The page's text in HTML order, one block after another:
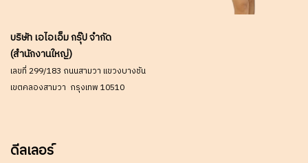
บริษัท เอไอเอ็ม กรุ๊ป จำกัด
(สำนักงานใหญ่)
เลขที่ 299/183 ถนนสามวา แขวงบางชัน
เขตคลองสามวา กรุงเทพ 10510
ดีลเลอร์